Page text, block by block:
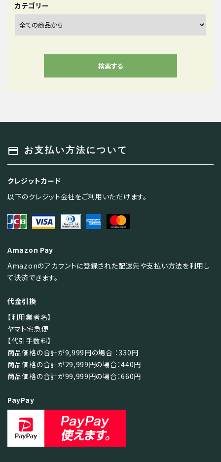
カテゴリー
検索する
キーワード
payment お支払い方法について
クレジットカード
以下のクレジット会社をご利用いただけます。
Amazon Pay
Amazonのアカウントに登録された配送先や支払い方法を利用し
て決済できます。
代金引換
【利用業者名】
ヤマト宅急便
【代引手数料】
商品価格の合計が9,999円の場合 ：330円
商品価格の合計が29,999円の場合：440円
商品価格の合計が99,999円の場合：660円
PayPay